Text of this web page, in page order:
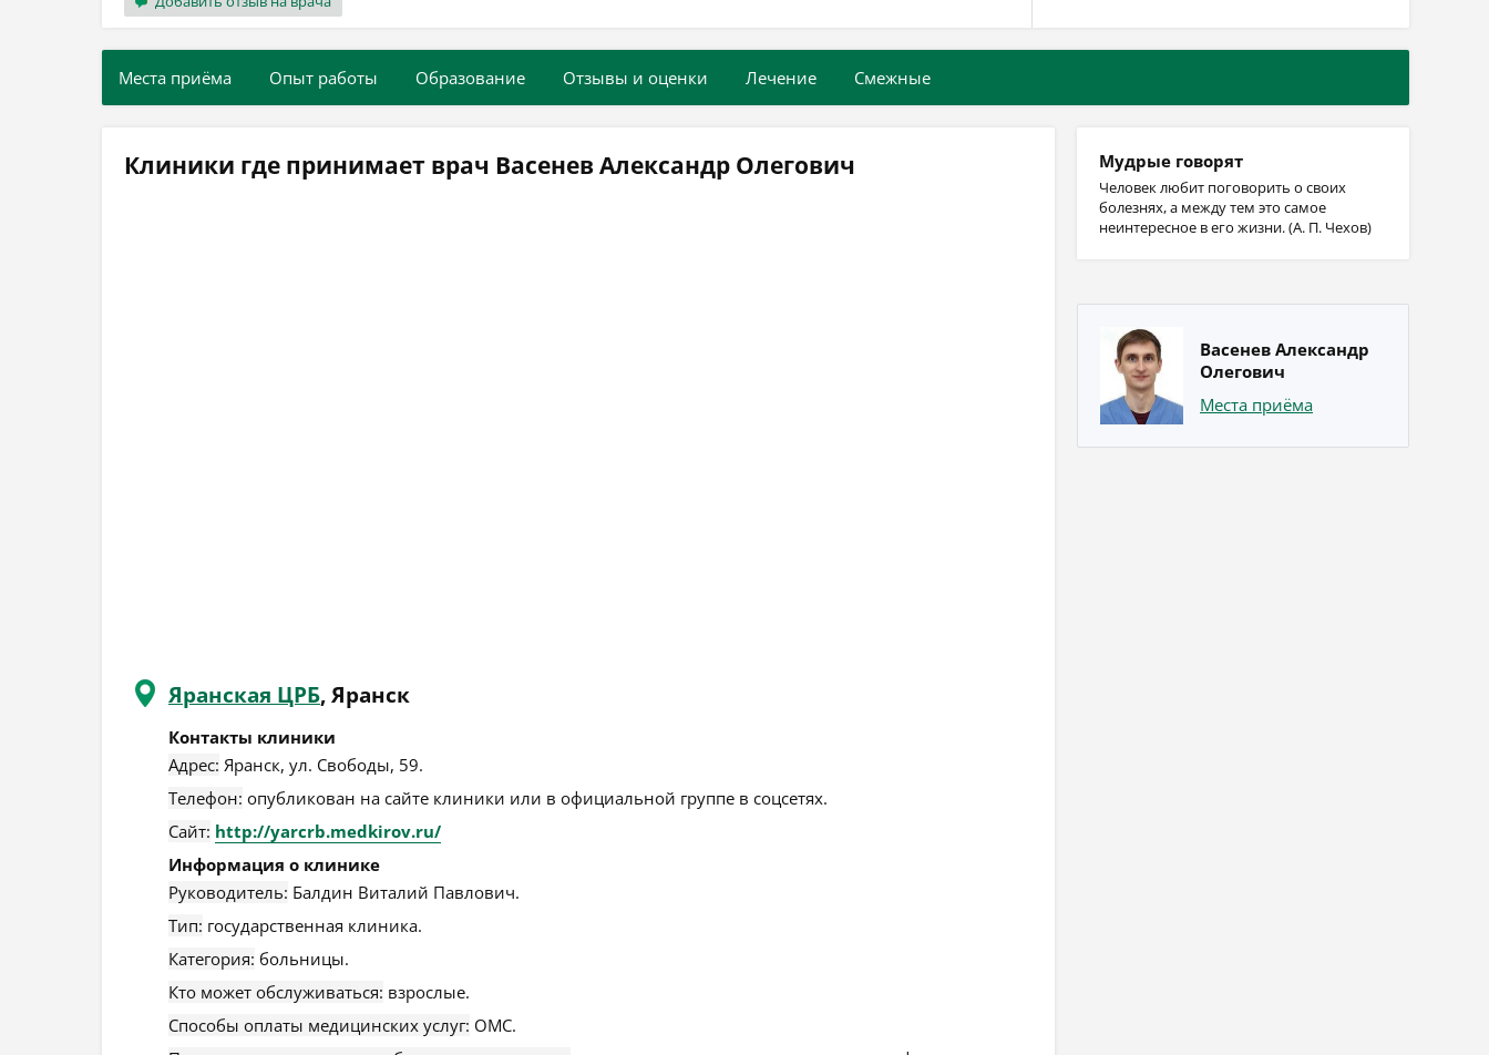
Места приёма Опыт работы Образование Отзывы и оценки Лечение Смежные
Клиники где принимает врач Васенев Александр Олегович
Яранская ЦРБ, Яранск
Контакты клиники
Адрес: Яранск, ул. Свободы, 59.
Телефон: опубликован на сайте клиники или в официальной группе в соцсетях.
Сайт: http://yarcrb.medkirov.ru/
Информация о клинике
Руководитель: Балдин Виталий Павлович.
Тип: государственная клиника.
Категория: больницы.
Кто может обслуживаться: взрослые.
Способы оплаты медицинских услуг: ОМС.
Мудрые говорят
Человек любит поговорить о своих
болезнях, а между тем это самое
неинтересное в его жизни. (А. П. Чехов)
Васенев Александр
Олегович
Места приёма